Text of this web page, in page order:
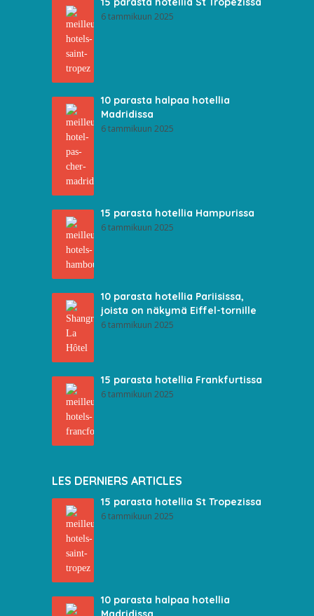
6 tammikuun 2025
10 parasta halpaa hotellia
Madridissa
6 tammikuun 2025
15 parasta hotellia Hampurissa
6 tammikuun 2025
10 parasta hotellia Pariisissa,
joista on näkymä Eiffel-tornille
6 tammikuun 2025
15 parasta hotellia Frankfurtissa
6 tammikuun 2025
LES DERNIERS ARTICLES
15 parasta hotellia St Tropezissa
6 tammikuun 2025
10 parasta halpaa hotellia